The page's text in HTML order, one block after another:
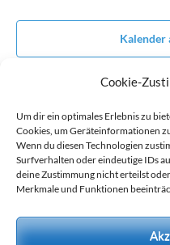
Cookie-
Um dir ein optimales Erlebnis zu
Cookies, um Geräteinformationen
Wenn du diesen Technologien
Surfverhalten oder eindeutige IDs
deine Zustimmung nicht erteilst
Merkmale und Funktionen
Kalender